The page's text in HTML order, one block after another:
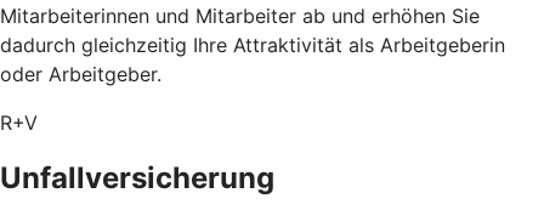
Mitarbeiterinnen und Mitarbeiter ab und erhöhen Sie
dadurch gleichzeitig Ihre Attraktivität als Arbeitgeberin
oder Arbeitgeber.
R+V
Unfallversicherung